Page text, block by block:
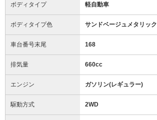
ボディタイプ 軽自動車
ボディタイプ色 サンドベージュメタリック
車台番号末尾 168
排気量 660cc
エンジン ガソリン(レギュラー)
駆動方式 2WD